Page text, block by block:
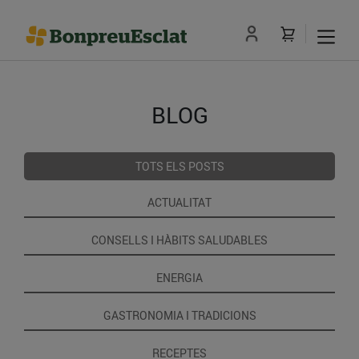
BLOG
TOTS ELS POSTS
ACTUALITAT
CONSELLS I HÀBITS SALUDABLES
ENERGIA
GASTRONOMIA I TRADICIONS
RECEPTES